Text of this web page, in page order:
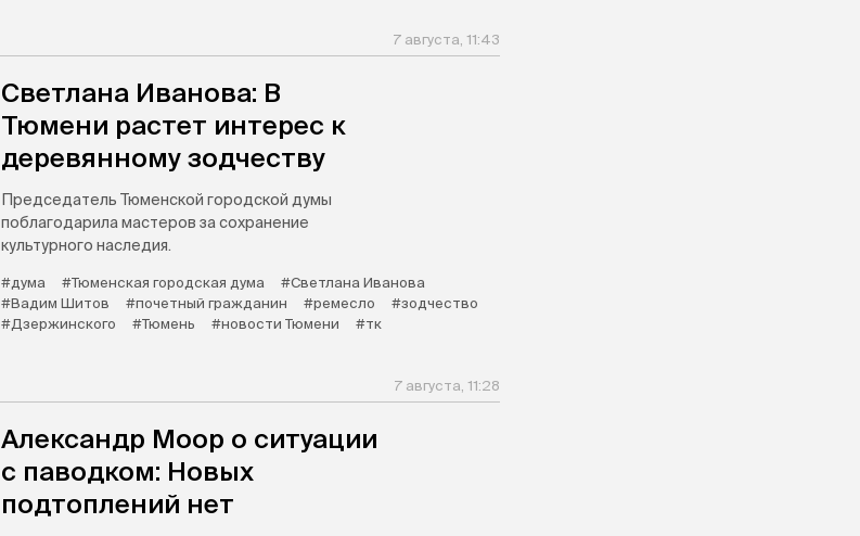
7 августа, 11:43
Светлана Иванова: В
Тюмени растет интерес к
деревянному зодчеству
Председатель Тюменской городской думы
поблагодарила мастеров за сохранение
культурного наследия.
#дума #Тюменская городская дума
#Светлана Иванова
#Вадим Шитов
#почетный гражданин #ремесло
#зодчество
#Дзержинского
#Тюмень #новости Тюмени #тк
7 августа, 11:28
Александр Моор о ситуации
с паводком: Новых
подтоплений нет